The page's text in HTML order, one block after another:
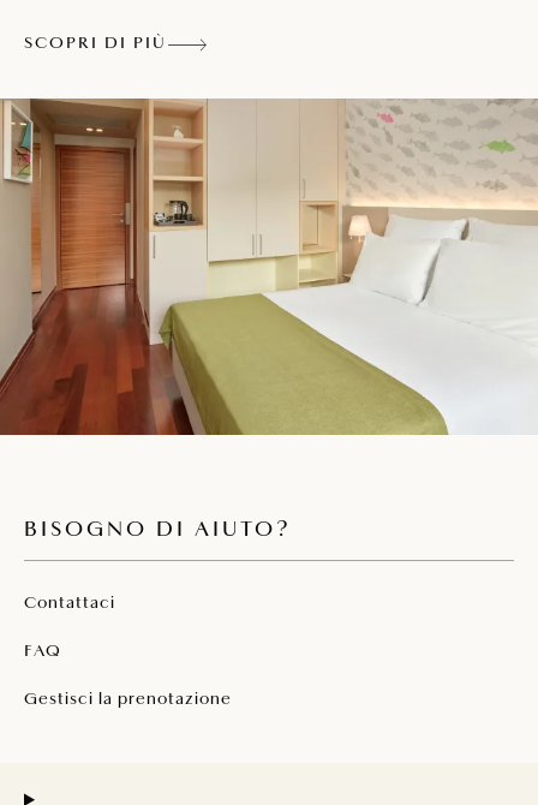
SCOPRI DI PIÙ
BISOGNO DI AIUTO?
Contattaci
FAQ
Gestisci la prenotazione